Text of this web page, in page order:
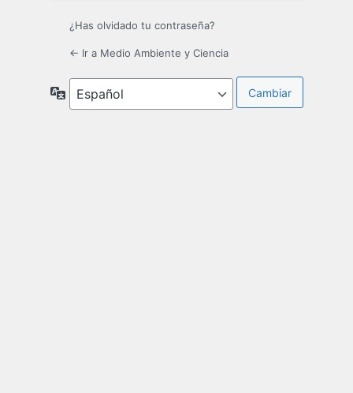
¿Has olvidado tu contraseña?
← Ir a Medio Ambiente y Ciencia
Idioma